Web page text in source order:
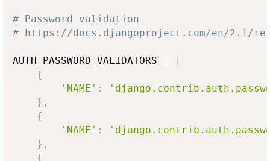
# Password validation
# https://docs.djangoproject.com/en/2.1/
AUTH_PASSWORD_VALIDATORS =
[
{
'NAME' :
} ,
{
'NAME' :
} ,
{